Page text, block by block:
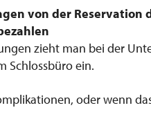
von der
zieht man bei der
Schlossbüro ein.
oder wenn